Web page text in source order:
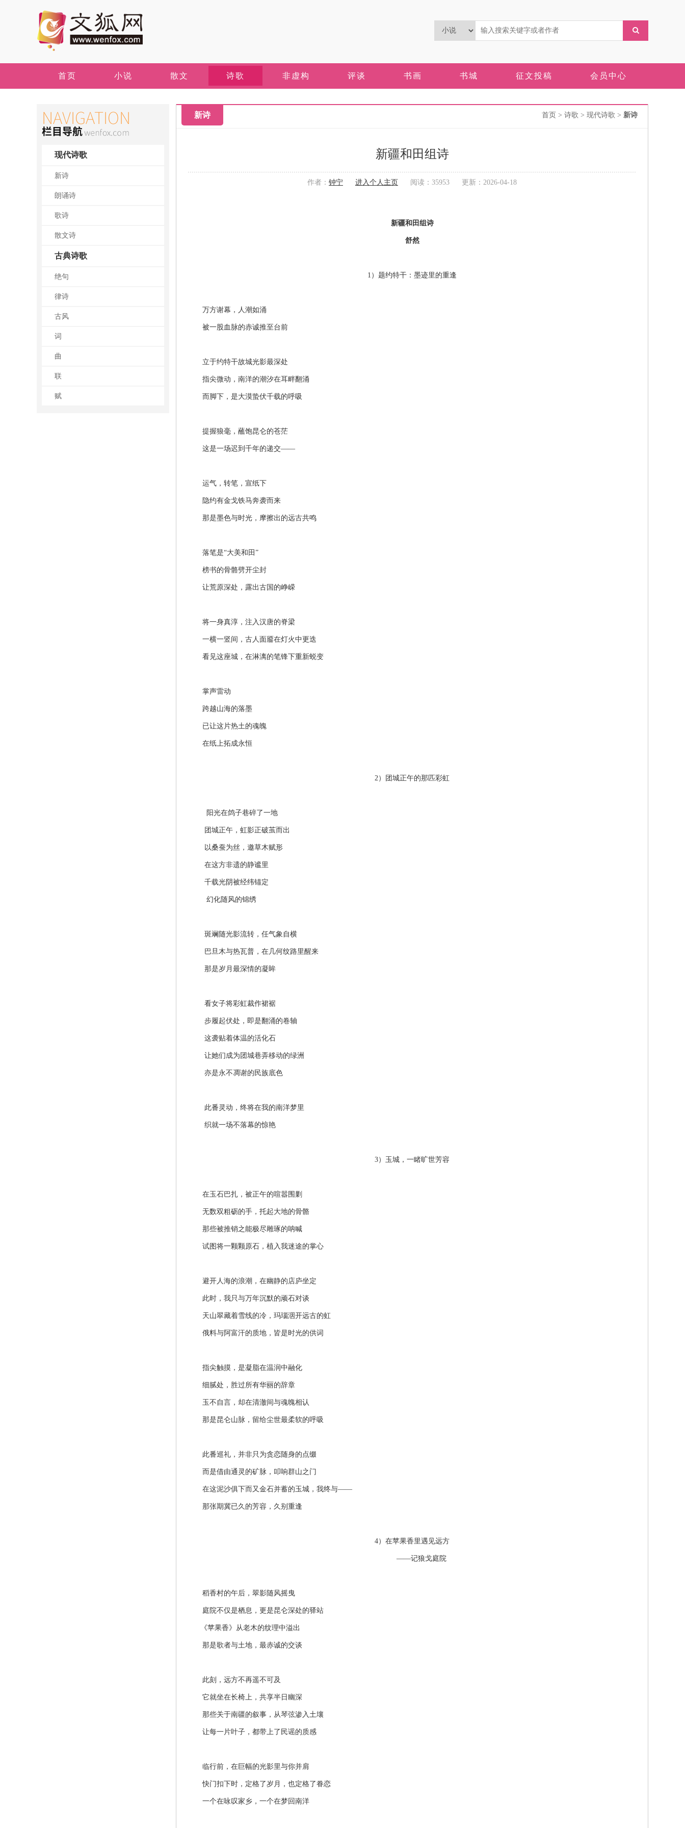
首页 小说 散文 诗歌 非虚构 评谈 书画 书城 征文投稿 会员中心
现代诗歌
新诗
朗诵诗
歌诗
散文诗
古典诗歌
绝句
律诗
古风
词
曲
联
赋
新诗 首页 > 诗歌 > 现代诗歌 > 新诗
新疆和田组诗
作者： 钟宁 进入个人主页 阅读：35953 更新：2026-04-18
新疆和田组诗
舒然
1）题约特干：墨迹里的重逢
万方谢幕，人潮如涌
被一股血脉的赤诚推至台前
立于约特干故城光影最深处
指尖微动，南洋的潮汐在耳畔翻涌
而脚下，是大漠蛰伏千载的呼吸
提握狼毫，蘸饱昆仑的苍茫
这是一场迟到千年的递交——
运气，转笔，宣纸下
隐约有金戈铁马奔袭而来
那是墨色与时光，摩擦出的远古共鸣
落笔是“大美和田”
榜书的骨骼劈开尘封
让荒原深处，露出古国的峥嵘
将一身真淳，注入汉唐的脊梁
一横一竖间，古人面靥在灯火中更迭
看见这座城，在淋漓的笔锋下重新蜕变
掌声雷动
跨越山海的落墨
已让这片热土的魂魄
在纸上拓成永恒
2）团城正午的那匹彩虹
阳光在鸽子巷碎了一地
团城正午，虹影正破茧而出
以桑蚕为丝，邀草木赋形
在这方非遗的静谧里
千载光阴被经纬锚定
幻化随风的锦绣
斑斓随光影流转，任气象自横
巴旦木与热瓦普，在几何纹路里醒来
那是岁月最深情的凝眸
看女子将彩虹裁作裙裾
步履起伏处，即是翻涌的卷轴
这袭贴着体温的活化石
让她们成为团城巷弄移动的绿洲
亦是永不凋谢的民族底色
此番灵动，终将在我的南洋梦里
织就一场不落幕的惊艳
3）玉城，一睹旷世芳容
在玉石巴扎，被正午的喧嚣围剿
无数双粗砺的手，托起大地的骨骼
那些被推销之能极尽雕琢的呐喊
试图将一颗颗原石，植入我迷途的掌心
避开人海的浪潮，在幽静的店庐坐定
此时，我只与万年沉默的顽石对谈
天山翠藏着雪线的冷，玛瑙洇开远古的虹
俄料与阿富汗的质地，皆是时光的供词
指尖触摸，是凝脂在温润中融化
细腻处，胜过所有华丽的辞章
玉不自言，却在清澈间与魂魄相认
那是昆仑山脉，留给尘世最柔软的呼吸
此番巡礼，并非只为贪恋随身的点缀
而是借由通灵的矿脉，叩响群山之门
在这泥沙俱下而又金石并蓄的玉城，我终与——
那张期冀已久的芳容，久别重逢
4）在苹果香里遇见远方
——记狼戈庭院
稻香村的午后，翠影随风摇曳
庭院不仅是栖息，更是昆仑深处的驿站
《苹果香》从老木的纹理中溢出
那是歌者与土地，最赤诚的交谈
此刻，远方不再遥不可及
它就坐在长椅上，共享半日幽深
那些关于南疆的叙事，从琴弦渗入土壤
让每一片叶子，都带上了民谣的质感
临行前，在巨幅的光影里与你并肩
快门扣下时，定格了岁月，也定格了眷恋
一个在咏叹家乡，一个在梦回南洋